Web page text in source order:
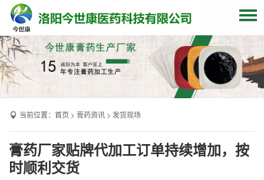
网站首页
关于我们
贴牌加工
当前位置： 首页 > 膏药资讯 > 发货现场
膏药厂家贴牌代加工订单持续增加，按
时顺利交货